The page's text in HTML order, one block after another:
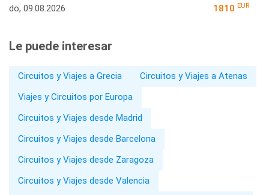
do, 09.08.2026 1810 EUR
Le puede interesar
Circuitos y Viajes a Grecia
Circuitos y Viajes a Atenas
Viajes y Circuitos por Europa
Circuitos y Viajes desde Madrid
Circuitos y Viajes desde Barcelona
Circuitos y Viajes desde Zaragoza
Circuitos y Viajes desde Valencia